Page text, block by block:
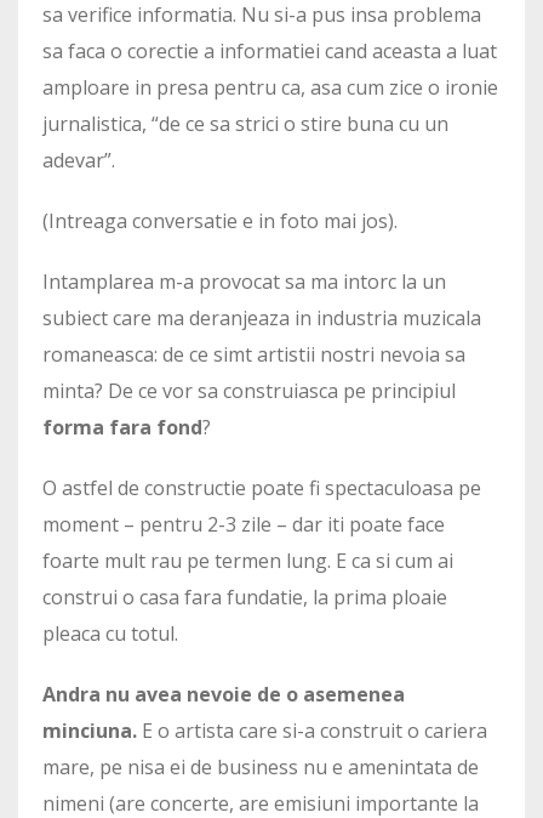
sa verifice informatia. Nu si-a pus insa problema
sa faca o corectie a informatiei cand aceasta a luat
amploare in presa pentru ca, asa cum zice o ironie
jurnalistica, “de ce sa strici o stire buna cu un
adevar”.
(Intreaga conversatie e in foto mai jos).
Intamplarea m-a provocat sa ma intorc la un
subiect care ma deranjeaza in industria muzicala
romaneasca: de ce simt artistii nostri nevoia sa
minta? De ce vor sa construiasca pe principiul
forma fara fond?
O astfel de constructie poate fi spectaculoasa pe
moment – pentru 2-3 zile – dar iti poate face
foarte mult rau pe termen lung. E ca si cum ai
construi o casa fara fundatie, la prima ploaie
pleaca cu totul.
Andra nu avea nevoie de o asemenea
minciuna. E o artista care si-a construit o cariera
mare, pe nisa ei de business nu e amenintata de
nimeni (are concerte, are emisiuni importante la